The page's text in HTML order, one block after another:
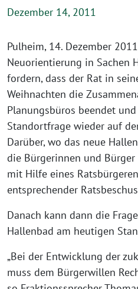
Dezember 14, 2011
Pulheim, 14. Dezember
Neuorientierung in Sachen
fordern, dass der Rat in
Weihnachten die
Planungsbüros beendet
Standortfrage wieder auf
Darüber, wo das neue
die Bürgerinnen und
mit Hilfe eines
entsprechender
Danach kann dann die
Hallenbad am heutigen
„Bei der Entwicklung der
muss dem Bürgerwillen